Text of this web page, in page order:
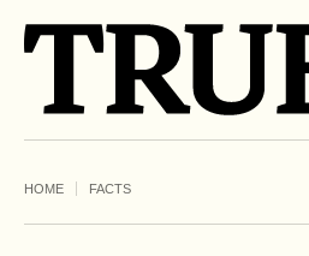
HOME FACTS